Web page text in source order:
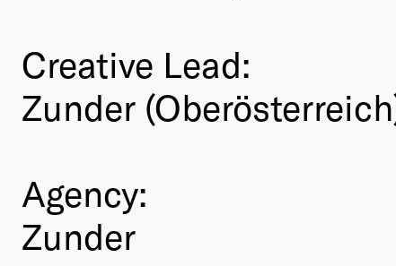
Creative Lead:
Zunder
Agency:
Zunder